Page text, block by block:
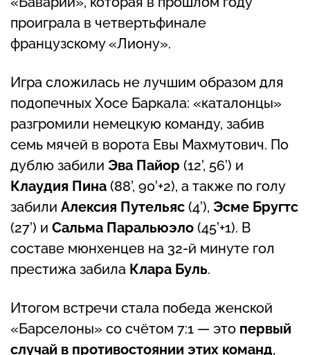
проиграла в четвертьфинале
французскому «Лиону».
Игра сложилась не лучшим образом для
подопечных Хосе Баркала: «каталонцы»
разгромили немецкую команду, забив
семь мячей в ворота Евы Махмутович. По
дублю забили Эва Пайор (12’, 56’) и
Клаудия Пина (88’, 90’+2), а также по голу
забили Алексия Путельяс (4’), Эсме Бругтс
(27’) и Сальма Паральюэло (45’+1). В
составе мюнхенцев на 32-й минуте гол
престижа забила Клара Буль.
Итогом встречи стала победа женской
«Барселоны» со счётом 7:1 — это первый
случай в противостоянии этих команд,